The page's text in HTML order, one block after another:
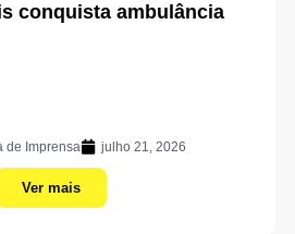
conquista ambulância
de Imprensa julho 21, 2026
Ver mais